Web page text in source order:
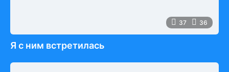
37 36
Я с ним встретилась